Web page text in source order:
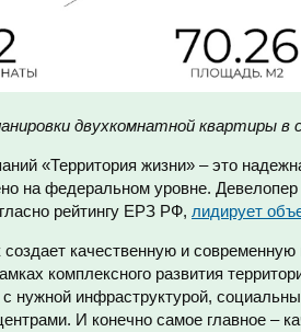
двухкомнатной квартиры
«Территория жизни» – это
на федеральном уровне.
рейтингу ЕРЗ РФ, лидирует
качественную и
комплексного развития
с нужной инфраструктурой,
И конечно самое главное –